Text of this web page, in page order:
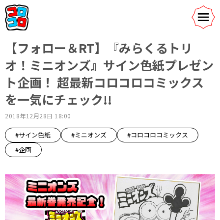
【フォロー＆RT】『みらくるトリ
オ！ミニオンズ』サイン色紙プレゼン
ト企画！ 超最新コロコロコミックス
を一気にチェック!!
2018年12月28日 18:00
#サイン色紙 #ミニオンズ
#コロコロコミックス
#企画